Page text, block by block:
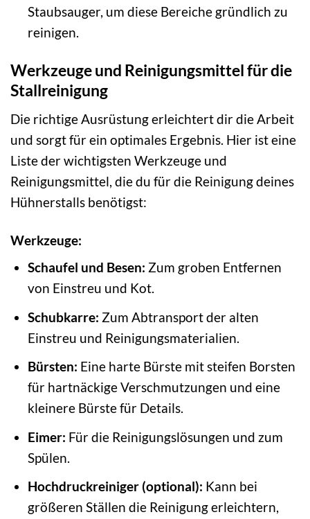
Staubsauger, um diese Bereiche gründlich zu
reinigen.
Werkzeuge und Reinigungsmittel für die
Stallreinigung
Die richtige Ausrüstung erleichtert dir die Arbeit
und sorgt für ein optimales Ergebnis. Hier ist eine
Liste der wichtigsten Werkzeuge und
Reinigungsmittel, die du für die Reinigung deines
Hühnerstalls benötigst:
Werkzeuge:
Schaufel und Besen: Zum groben Entfernen
von Einstreu und Kot.
Schubkarre: Zum Abtransport der alten
Einstreu und Reinigungsmaterialien.
Bürsten: Eine harte Bürste mit steifen Borsten
für hartnäckige Verschmutzungen und eine
kleinere Bürste für Details.
Eimer: Für die Reinigungslösungen und zum
Spülen.
Hochdruckreiniger (optional): Kann bei
größeren Ställen die Reinigung erleichtern,